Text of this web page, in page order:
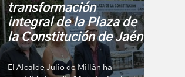
transformación
integral de la Plaza de
la Constitución de Jaén
El Alcalde Julio de Millán ha